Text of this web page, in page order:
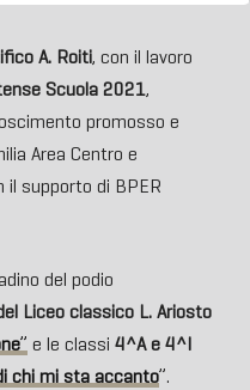
A. Roiti, con il lavoro
Scuola 2021,
promosso e
Area Centro e
il supporto di BPER
del podio
Liceo classico L. Ariosto
” e le classi 4^A e 4^I
chi mi sta accanto”.